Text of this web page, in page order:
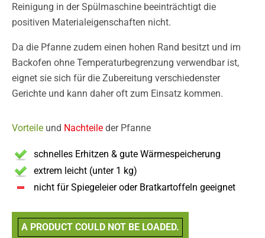
Reinigung in der Spülmaschine beeinträchtigt die
positiven Materialeigenschaften nicht.
Da die Pfanne zudem einen hohen Rand besitzt und im
Backofen ohne Temperaturbegrenzung verwendbar ist,
eignet sie sich für die Zubereitung verschiedenster
Gerichte und kann daher oft zum Einsatz kommen.
Vorteile und Nachteile der Pfanne
schnelles Erhitzen & gute Wärmespeicherung
extrem leicht (unter 1 kg)
nicht für Spiegeleier oder Bratkartoffeln geeignet
A PRODUCT COULD NOT BE LOADED.